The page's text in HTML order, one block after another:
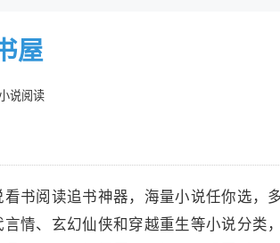
屋
说阅读
书阅读追书神器，海量小说任你选，
情、玄幻仙侠和穿越重生等小说分类